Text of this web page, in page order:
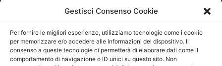
Gestisci Consenso Cookie
Per fornire le migliori esperienze, utilizziamo tecnologie come i cookie
per memorizzare e/o accedere alle informazioni del dispositivo. Il
consenso a queste tecnologie ci permetterà di elaborare dati come il
comportamento di navigazione o ID unici su questo sito. Non
29/09/2015
Direttore Editoriale: Maurizio Scaglione